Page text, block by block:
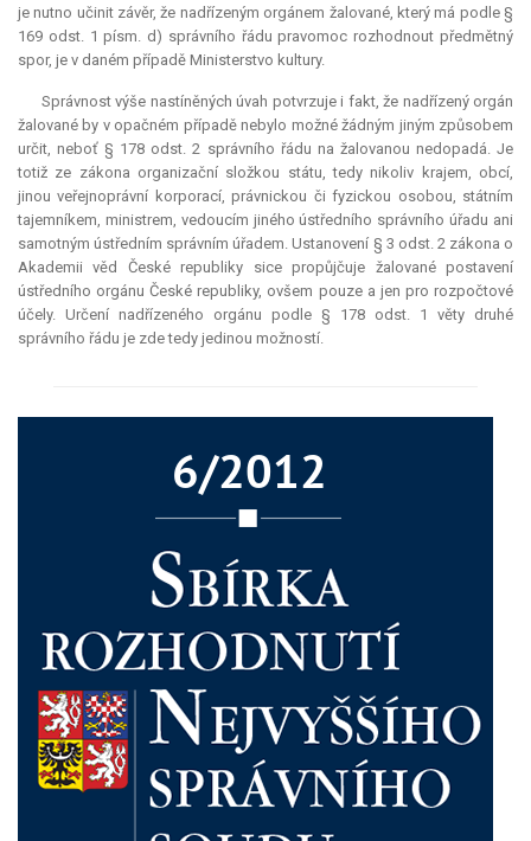
je nutno učinit závěr, že nadřízeným orgánem žalované, který má podle §
169 odst. 1 písm. d) správního řádu pravomoc rozhodnout předmětný
spor, je v daném případě Ministerstvo kultury.
Správnost výše nastíněných úvah potvrzuje i fakt, že nadřízený orgán
žalované by v opačném případě nebylo možné žádným jiným způsobem
určit, neboť § 178 odst. 2 správního řádu na žalovanou nedopadá. Je
totiž ze zákona organizační složkou státu, tedy nikoliv krajem, obcí,
jinou veřejnoprávní korporací, právnickou či fyzickou osobou, státním
tajemníkem, ministrem, vedoucím jiného ústředního správního úřadu ani
samotným ústředním správním úřadem. Ustanovení § 3 odst. 2 zákona o
Akademii věd České republiky sice propůjčuje žalované postavení
ústředního orgánu České republiky, ovšem pouze a jen pro rozpočtové
účely. Určení nadřízeného orgánu podle § 178 odst. 1 věty druhé
správního řádu je zde tedy jedinou možností.